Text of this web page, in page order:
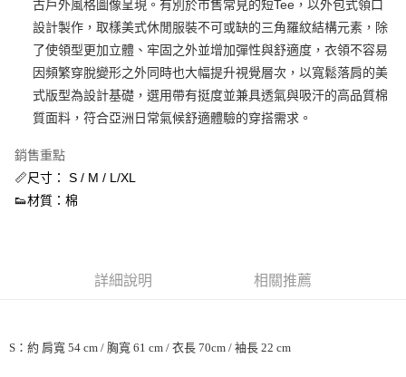
聯邦商業銀行
遠東國際商業銀行
元大商業銀行
永豐商業銀行
玉山商業銀行
星展（台灣）商業銀行
台灣樂天信用卡公司
運送方式
全家取貨付款
每筆NT$60，滿NT$1,500(含以上)免運費
每筆NT$60，滿NT$1,500(含以上)免運費
7-11取貨付款
每筆NT$60，滿NT$1,500(含以上)免運費
古戶外風格圖像呈現。有別於市售常見的短Tee，以外包式領口
設計製作，取樣美式休閒服裝不可或缺的三角羅紋結構元素，除
了使領型更加立體、牢固之外並增加彈性與舒適度，衣領不容易
因頻繁穿脫變形之外同時也大幅提升視覺層次，以寬鬆落肩的美
式版型為設計基礎，選用帶有挺度並兼具透氣與吸汗的高品質棉
質面料，符合亞洲日常氣候舒適體驗的穿搭需求。
銷售重點
📏尺寸： S / M / L/XL
👟材質：棉
詳細說明 相關推薦
S：約 肩寬 54 cm / 胸寬 61 cm / 衣長 70cm / 袖長 22 cm